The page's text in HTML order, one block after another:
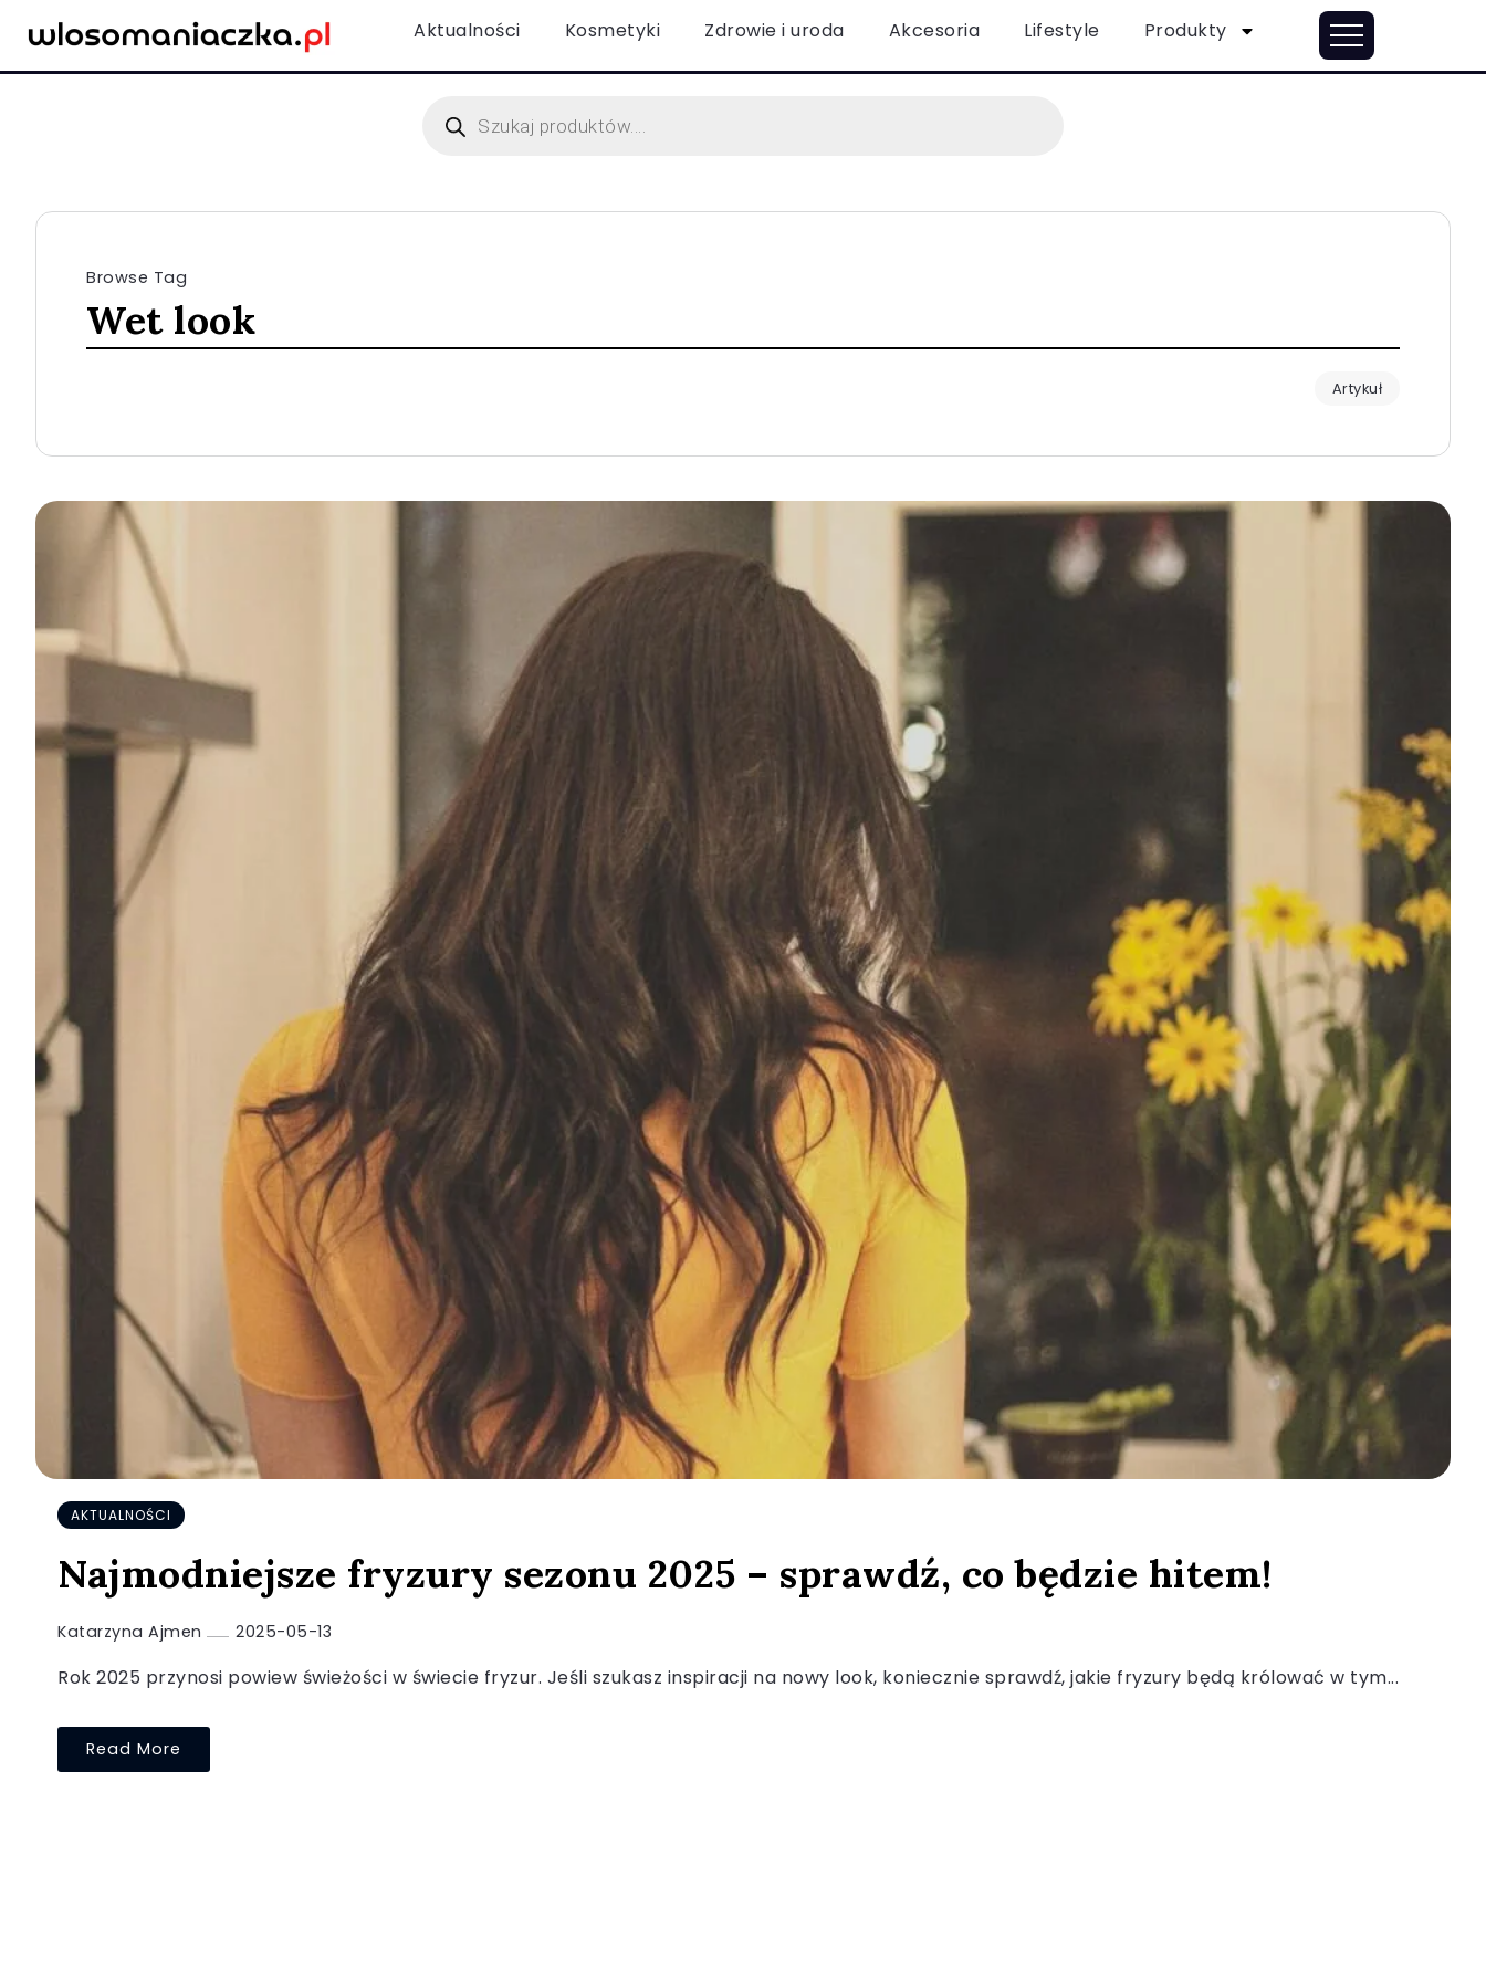
Aktualności Kosmetyki Zdrowie i uroda Akcesoria Lifestyle Produkty
Browse Tag
Wet look
Artykuł
AKTUALNOŚCI
Najmodniejsze fryzury sezonu 2025 – sprawdź, co będzie hitem!
Katarzyna Ajmen 2025-05-13
Rok 2025 przynosi powiew świeżości w świecie fryzur. Jeśli szukasz inspiracji na nowy look, koniecznie sprawdź, jakie fryzury będą królować w tym...
Read More